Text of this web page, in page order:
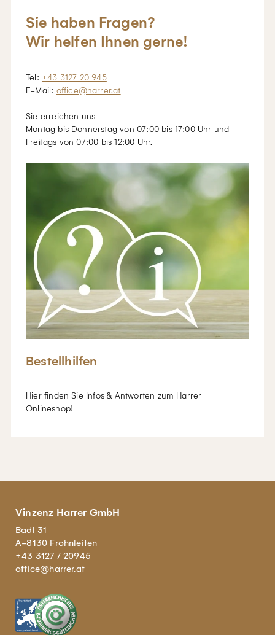
Sie haben Fragen?
Wir helfen Ihnen gerne!
Tel: +43 3127 20 945
E-Mail: office@harrer.at
Sie erreichen uns
Montag bis Donnerstag von 07:00 bis 17:00 Uhr und
Freitags von 07:00 bis 12:00 Uhr.
Bestellhilfen
Hier finden Sie Infos & Antworten zum Harrer
Onlineshop!
Vinzenz Harrer GmbH
Badl 31
A-8130 Frohnleiten
+43 3127 / 20945
office@harrer.at